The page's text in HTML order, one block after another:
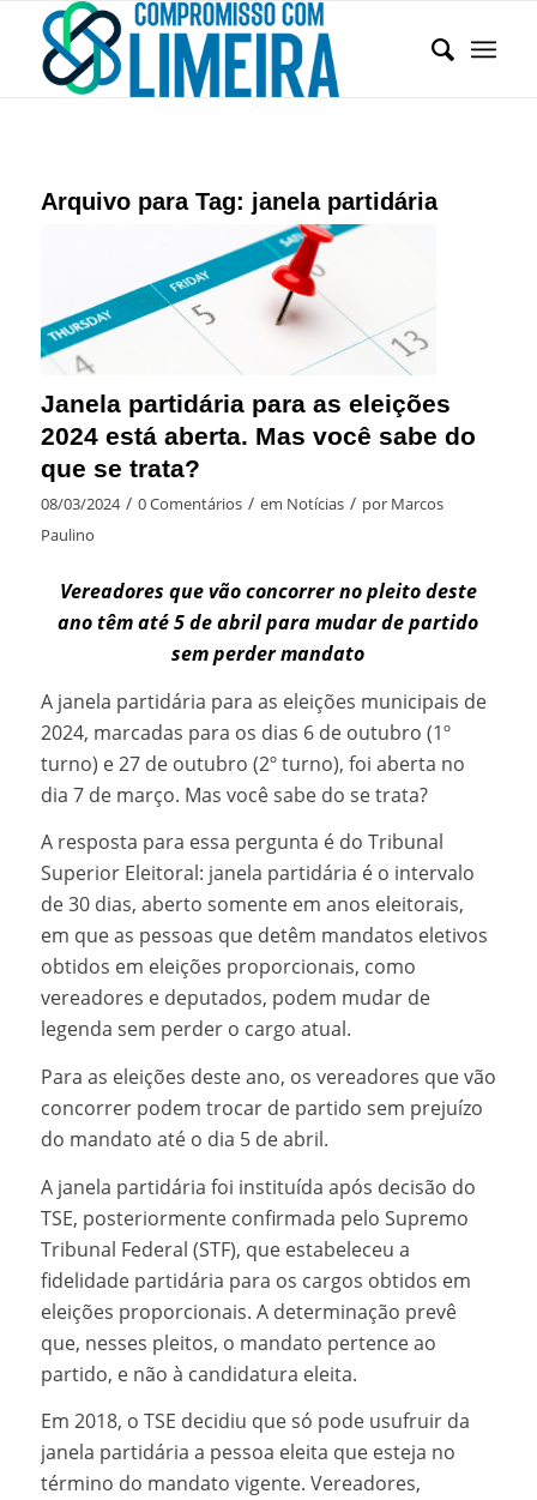
Arquivo para Tag: janela partidária
Janela partidária para as eleições
2024 está aberta. Mas você sabe do
que se trata?
08/03/2024 / 0 Comentários / em Notícias / por Marcos
Paulino
Vereadores que vão concorrer no pleito deste
ano têm até 5 de abril para mudar de partido
sem perder mandato
A janela partidária para as eleições municipais de
2024, marcadas para os dias 6 de outubro (1º
turno) e 27 de outubro (2º turno), foi aberta no
dia 7 de março. Mas você sabe do se trata?
A resposta para essa pergunta é do Tribunal
Superior Eleitoral: janela partidária é o intervalo
de 30 dias, aberto somente em anos eleitorais,
em que as pessoas que detêm mandatos eletivos
obtidos em eleições proporcionais, como
vereadores e deputados, podem mudar de
legenda sem perder o cargo atual.
Para as eleições deste ano, os vereadores que vão
concorrer podem trocar de partido sem prejuízo
do mandato até o dia 5 de abril.
A janela partidária foi instituída após decisão do
TSE, posteriormente confirmada pelo Supremo
Tribunal Federal (STF), que estabeleceu a
fidelidade partidária para os cargos obtidos em
eleições proporcionais. A determinação prevê
que, nesses pleitos, o mandato pertence ao
partido, e não à candidatura eleita.
Em 2018, o TSE decidiu que só pode usufruir da
janela partidária a pessoa eleita que esteja no
término do mandato vigente. Vereadores,